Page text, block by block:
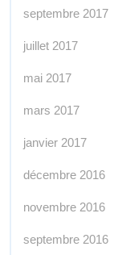
septembre 2017
juillet 2017
mai 2017
mars 2017
janvier 2017
décembre 2016
novembre 2016
septembre 2016